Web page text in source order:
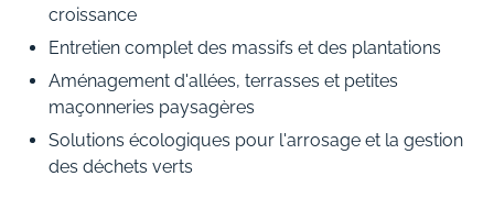
croissance
Entretien complet des massifs et des plantations
Aménagement d'allées, terrasses et petites
maçonneries paysagères
Solutions écologiques pour l'arrosage et la gestion
des déchets verts